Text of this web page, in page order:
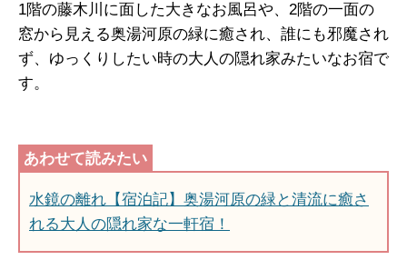
1階の藤木川に面した大きなお風呂や、2階の一面の
窓から見える奥湯河原の緑に癒され、誰にも邪魔され
ず、ゆっくりしたい時の大人の隠れ家みたいなお宿で
す。
水鏡の離れ【宿泊記】奥湯河原の緑と清流に癒さ
れる大人の隠れ家な一軒宿！